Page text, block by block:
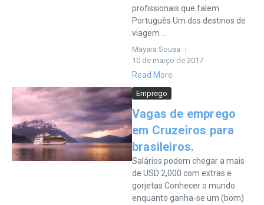
profissionais que falem
Português Um dos destinos de
viagem ...
Mayara Sousa
10 de março de 2017
Read More
Emprego
Vagas de emprego
em Cruzeiros para
brasileiros.
Salários podem chegar a mais
de USD 2,000 com extras e
gorjetas Conhecer o mundo
enquanto ganha-se um (bom)